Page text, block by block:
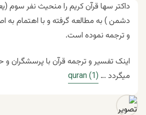
داکتر سها قرآن کریم را منحیث نفر سوم
دشمن ) به مطالعه گرفته و با اهتمام
و ترجمه نموده است.
اینک تفسیر و ترجمه قرآن با پرسشگران
میگردد … quran (1)